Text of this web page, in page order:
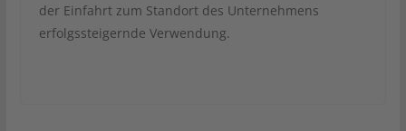
der Einfahrt zum Standort des Unternehmens
erfolgssteigernde Verwendung.